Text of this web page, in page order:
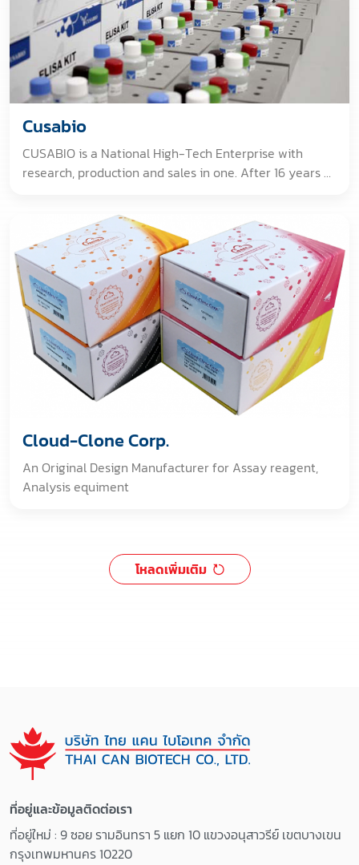
Cusabio
CUSABIO is a National High-Tech Enterprise with
research, production and sales in one. After 16 years of
researchers through worldwide. We are dedicated to
providing 60,000+ validated antibodies, 10,000+
recombinant proteins, 660+ cytokines and thousands
of ELISA kits to global customers in the research fields
of cancer, cell biology, immunology, neuroscience,
epigenetics, etc. All kinds of our products can meet
customers' different demands in various scientific
research fields.
Cloud-Clone Corp.
An Original Design Manufacturer for Assay reagent,
Analysis equiment
โหลดเพิ่มเติม
ที่อยู่และข้อมูลติดต่อเรา
ที่อยู่ใหม่ : 9 ซอย รามอินทรา 5 แยก 10 แขวงอนุสาวรีย์ เขตบางเขน
กรุงเทพมหานคร 10220